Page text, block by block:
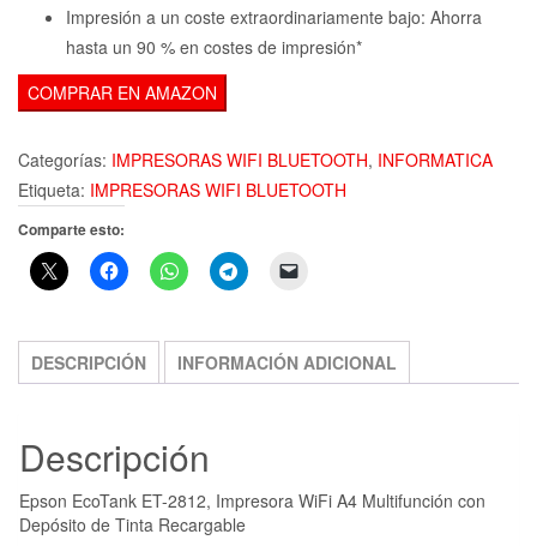
Impresión a un coste extraordinariamente bajo: Ahorra
hasta un 90 % en costes de impresión*
COMPRAR EN AMAZON
Categorías: IMPRESORAS WIFI BLUETOOTH, INFORMATICA
Etiqueta: IMPRESORAS WIFI BLUETOOTH
Comparte esto:
DESCRIPCIÓN INFORMACIÓN ADICIONAL
Descripción
Epson EcoTank ET-2812, Impresora WiFi A4 Multifunción con
Depósito de Tinta Recargable